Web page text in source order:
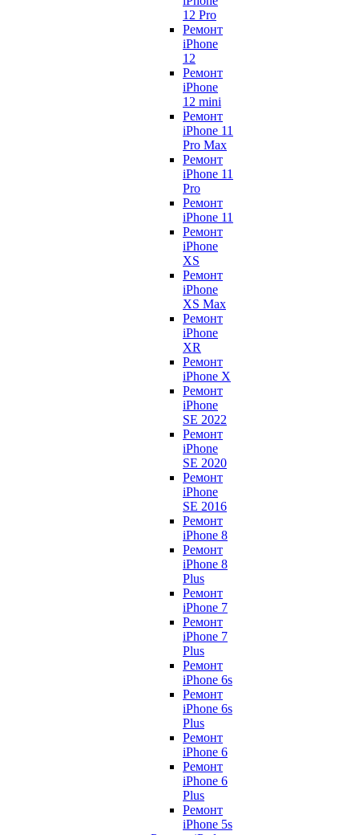
12 Pro
Ремонт
iPhone
12
Ремонт
iPhone
12 mini
Ремонт
iPhone 11
Pro Max
Ремонт
iPhone 11
Pro
Ремонт
iPhone 11
Ремонт
iPhone
XS
Ремонт
iPhone
XS Max
Ремонт
iPhone
XR
Ремонт
iPhone X
Ремонт
iPhone
SE 2022
Ремонт
iPhone
SE 2020
Ремонт
iPhone
SE 2016
Ремонт
iPhone 8
Ремонт
iPhone 8
Plus
Ремонт
iPhone 7
Ремонт
iPhone 7
Plus
Ремонт
iPhone 6s
Ремонт
iPhone 6s
Plus
Ремонт
iPhone 6
Ремонт
iPhone 6
Plus
Ремонт
iPhone 5s